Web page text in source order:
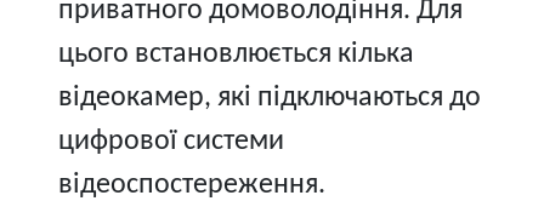
приватного домоволодіння. Для
цього встановлюється кілька
відеокамер, які підключаються до
цифрової системи
відеоспостереження.